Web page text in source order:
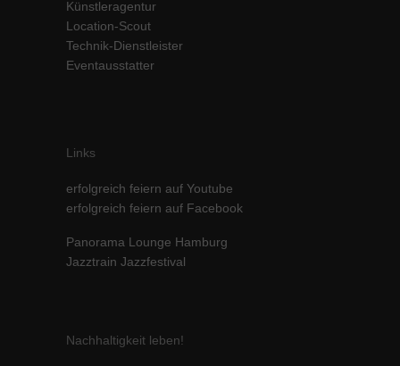
Künstleragentur
Location-Scout
Technik-Dienstleister
Eventausstatter
Links
erfolgreich feiern auf Youtube
erfolgreich feiern auf Facebook
Panorama Lounge Hamburg
Jazztrain Jazzfestival
Nachhaltigkeit leben!
Inhalte von Videoplattformen und Social-Media-Plattformen werden
werden, bedarf der Zugriff auf diese Inhalte keiner manuellen Einwilligung